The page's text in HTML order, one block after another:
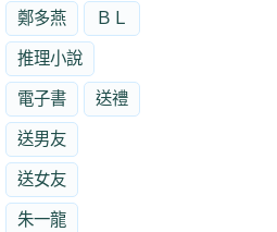
鄭多燕 ＢＬ
推理小說
電子書 送禮
送男友
送女友
朱一龍